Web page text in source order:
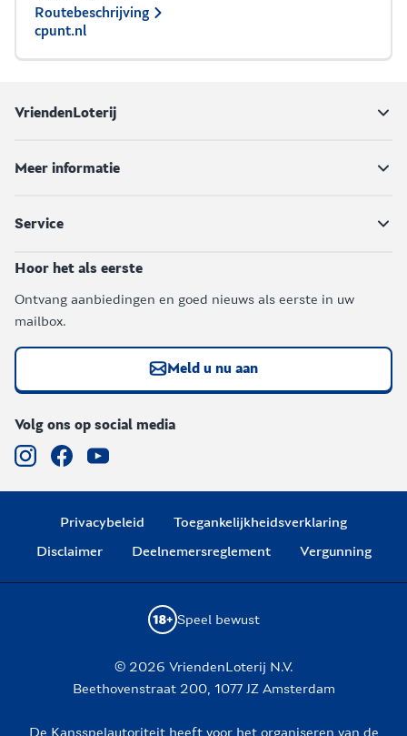
Routebeschrijving
cpunt.nl
VriendenLoterij
Meer informatie
Service
Hoor het als eerste
Ontvang aanbiedingen en goed nieuws als eerste in uw
mailbox.
Meld u nu aan
Volg ons op social media
Privacybeleid
Toegankelijkheidsverklaring
Disclaimer
Deelnemersreglement Vergunning
Speel bewust
© 2026 VriendenLoterij N.V.
Beethovenstraat 200, 1077 JZ Amsterdam
De Kansspelautoriteit heeft voor het organiseren van de